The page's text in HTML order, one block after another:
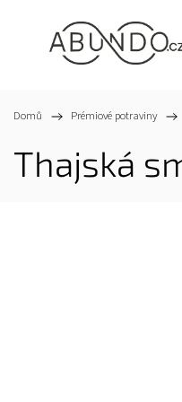
Domů / Prémiové potraviny /
Thajská